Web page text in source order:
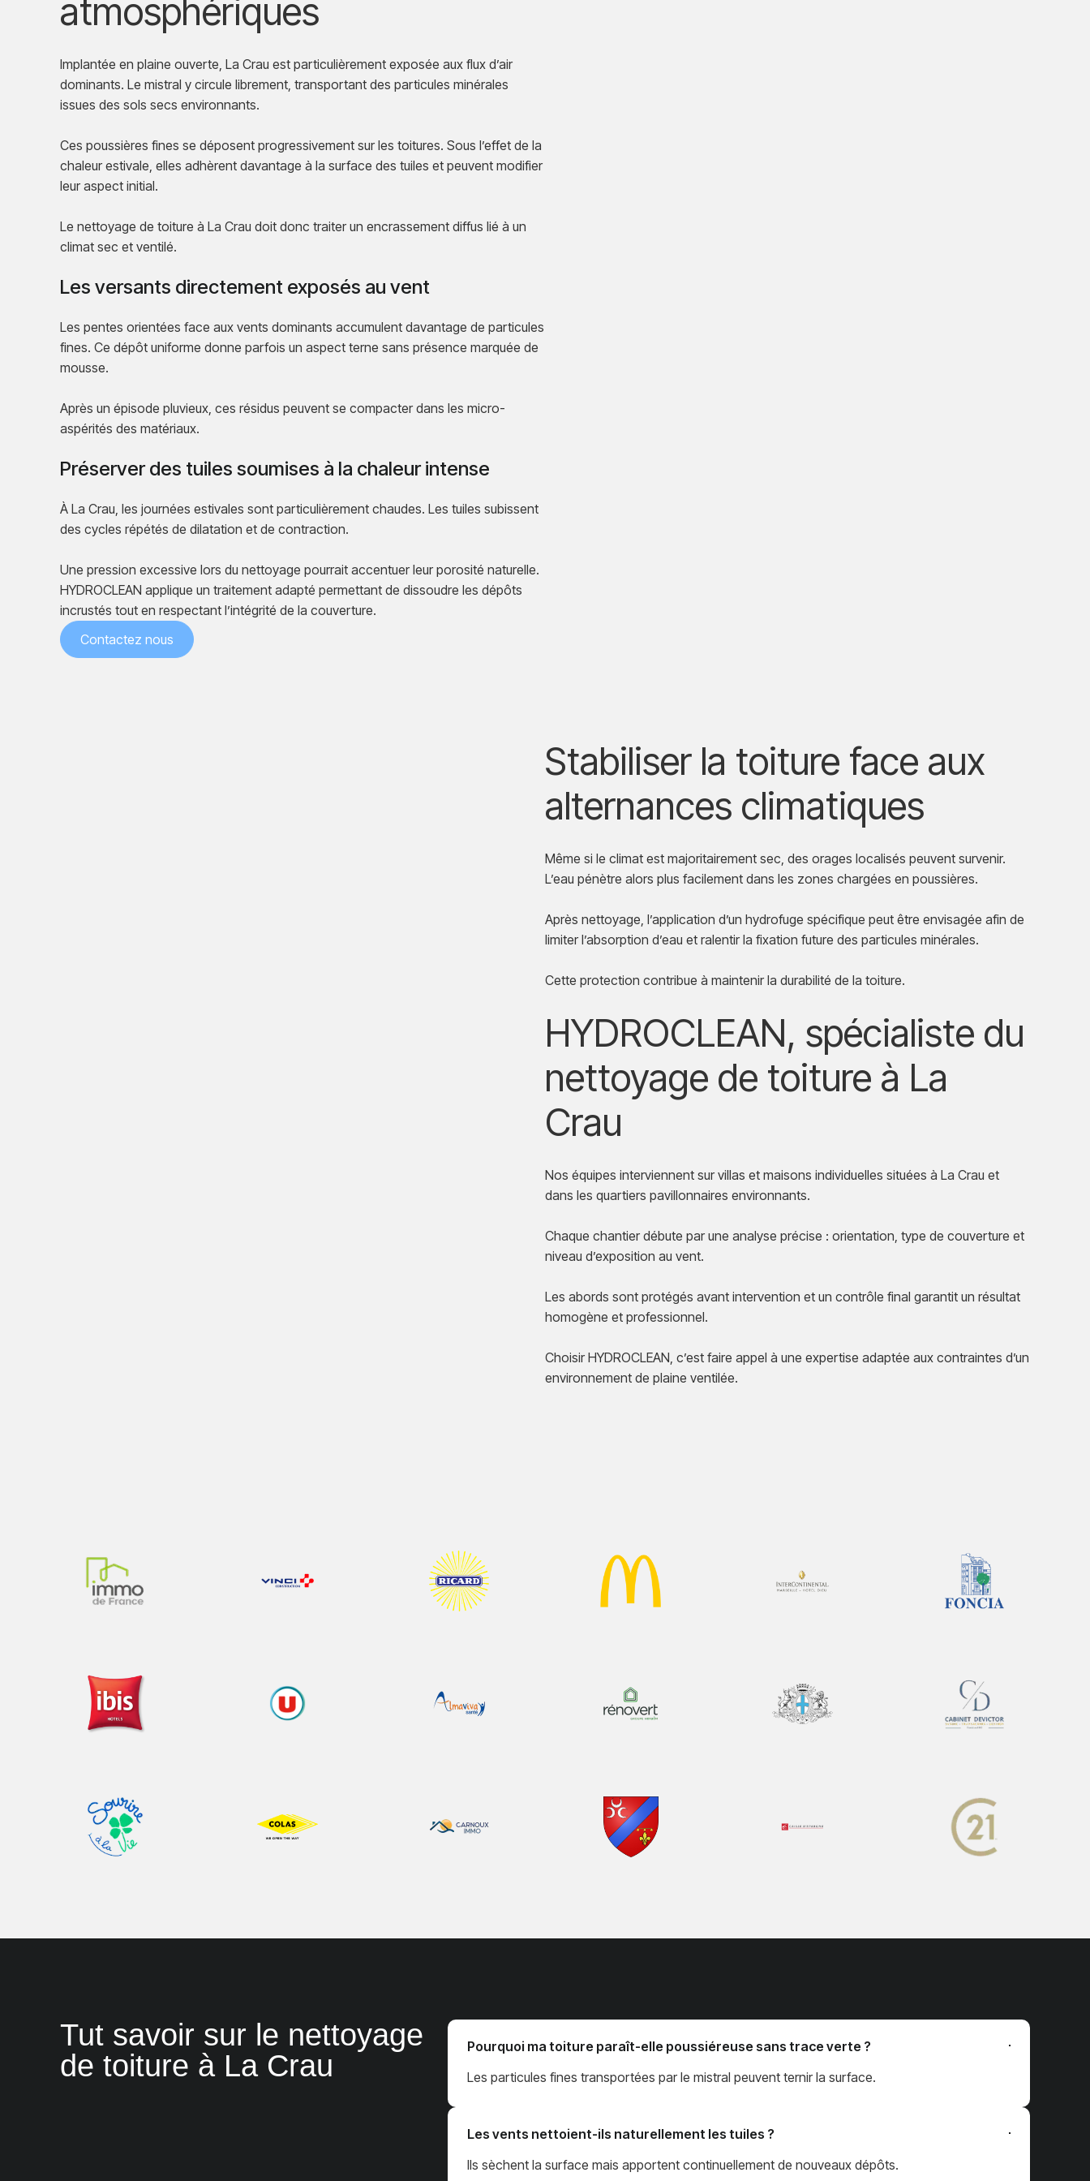
atmosphériques
Implantée en plaine ouverte, La Crau est particulièrement exposée aux flux d’air
dominants. Le mistral y circule librement, transportant des particules minérales
issues des sols secs environnants.
Ces poussières fines se déposent progressivement sur les toitures. Sous l’effet de la
chaleur estivale, elles adhèrent davantage à la surface des tuiles et peuvent modifier
leur aspect initial.
Le nettoyage de toiture à La Crau doit donc traiter un encrassement diffus lié à un
climat sec et ventilé.
Les versants directement exposés au vent
Les pentes orientées face aux vents dominants accumulent davantage de particules
fines. Ce dépôt uniforme donne parfois un aspect terne sans présence marquée de
mousse.
Après un épisode pluvieux, ces résidus peuvent se compacter dans les micro-
aspérités des matériaux.
Préserver des tuiles soumises à la chaleur intense
À La Crau, les journées estivales sont particulièrement chaudes. Les tuiles subissent
des cycles répétés de dilatation et de contraction.
Une pression excessive lors du nettoyage pourrait accentuer leur porosité naturelle.
HYDROCLEAN applique un traitement adapté permettant de dissoudre les dépôts
incrustés tout en respectant l’intégrité de la couverture.
Contactez nous
Stabiliser la toiture face aux
alternances climatiques
Même si le climat est majoritairement sec, des orages localisés peuvent survenir.
L’eau pénètre alors plus facilement dans les zones chargées en poussières.
Après nettoyage, l’application d’un hydrofuge spécifique peut être envisagée afin de
limiter l’absorption d’eau et ralentir la fixation future des particules minérales.
Cette protection contribue à maintenir la durabilité de la toiture.
HYDROCLEAN, spécialiste du
nettoyage de toiture à La
Crau
Nos équipes interviennent sur villas et maisons individuelles situées à La Crau et
dans les quartiers pavillonnaires environnants.
Chaque chantier débute par une analyse précise : orientation, type de couverture et
niveau d’exposition au vent.
Les abords sont protégés avant intervention et un contrôle final garantit un résultat
homogène et professionnel.
Choisir HYDROCLEAN, c’est faire appel à une expertise adaptée aux contraintes d’un
environnement de plaine ventilée.
Tut savoir sur le nettoyage
de toiture à La Crau
Pourquoi ma toiture paraît-elle poussiéreuse sans trace verte ?
Les particules fines transportées par le mistral peuvent ternir la surface.
Les vents nettoient-ils naturellement les tuiles ?
Ils sèchent la surface mais apportent continuellement de nouveaux dépôts.